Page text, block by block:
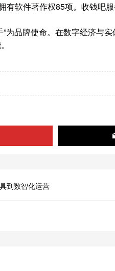
有软件著作权85项。收钱吧
为品牌使命。在数字经济与
到数智化运营